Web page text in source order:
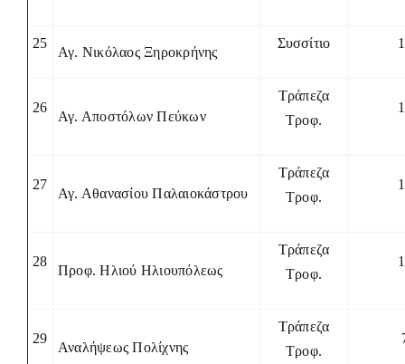
25
Αγ. Νικόλαος Ξηροκρήνης
Συσσίτιο
26
Αγ. Αποστόλων Πεύκων
Τράπεζα
Τροφ.
27
Αγ. Αθανασίου Παλαιοκάστρου
Τράπεζα
Τροφ.
28
Προφ. Ηλιού Ηλιουπόλεως
Τράπεζα
Τροφ.
29
Αναλήψεως Πολίχνης
Τράπεζα
Τροφ.